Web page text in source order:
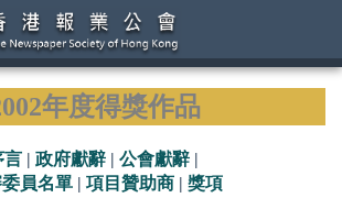
年度得獎作品
言 | 政府獻辭 | 公會獻辭 |
員名單 | 項目贊助商 | 獎項